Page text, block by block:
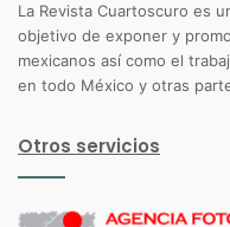
La Revista Cuartoscuro es
objetivo de exponer y
mexicanos así como el
en todo México y otras
Otros servicios